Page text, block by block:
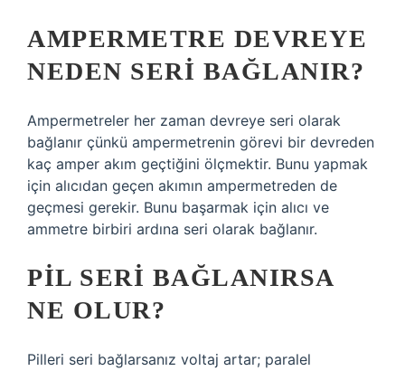
AMPERMETRE DEVREYE
NEDEN SERI BAĞLANIR?
Ampermetreler her zaman devreye seri olarak
bağlanır çünkü ampermetrenin görevi bir devreden
kaç amper akım geçtiğini ölçmektir. Bunu yapmak
için alıcıdan geçen akımın ampermetreden de
geçmesi gerekir. Bunu başarmak için alıcı ve
ammetre birbiri ardına seri olarak bağlanır.
PIL SERI BAĞLANIRSA
NE OLUR?
Pilleri seri bağlarsanız voltaj artar; paralel